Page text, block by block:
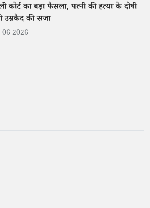
कोर्ट का बड़ा फैसला, पत्नी की हत्या के दोषी
उम्रकैद की सजा
2026